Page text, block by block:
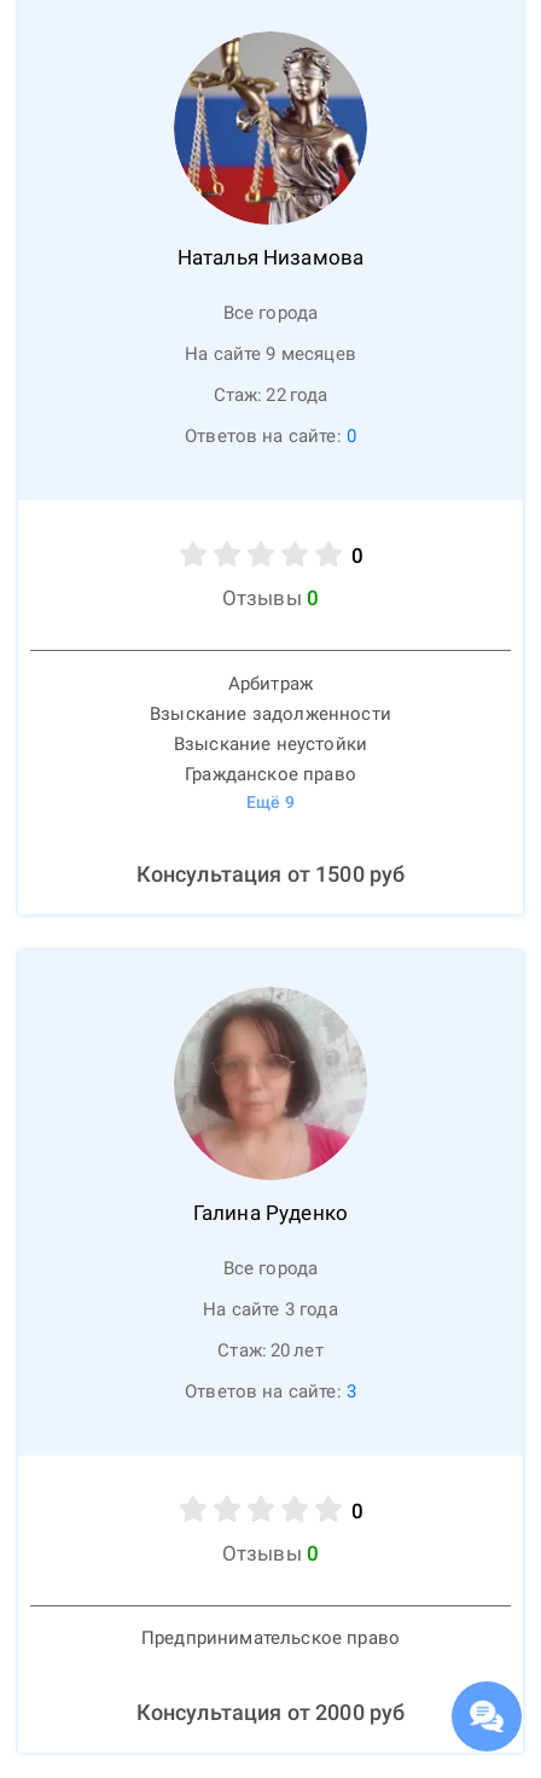
Наталья Низамова
Все города
На сайте 9 месяцев
Стаж: 22 года
Ответов на сайте: 0
0
Отзывы 0
Арбитраж
Взыскание задолженности
Взыскание неустойки
Гражданское право
Ещё 9
Консультация от 1500руб
Галина Руденко
Все города
На сайте 3 года
Стаж: 20лет
Ответов на сайте: 3
0
Отзывы 0
Предпринимательское право
Консультация от2000руб